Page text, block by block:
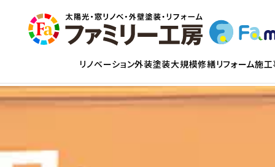
リノベーション外装塗装大規模修繕リフォーム施工